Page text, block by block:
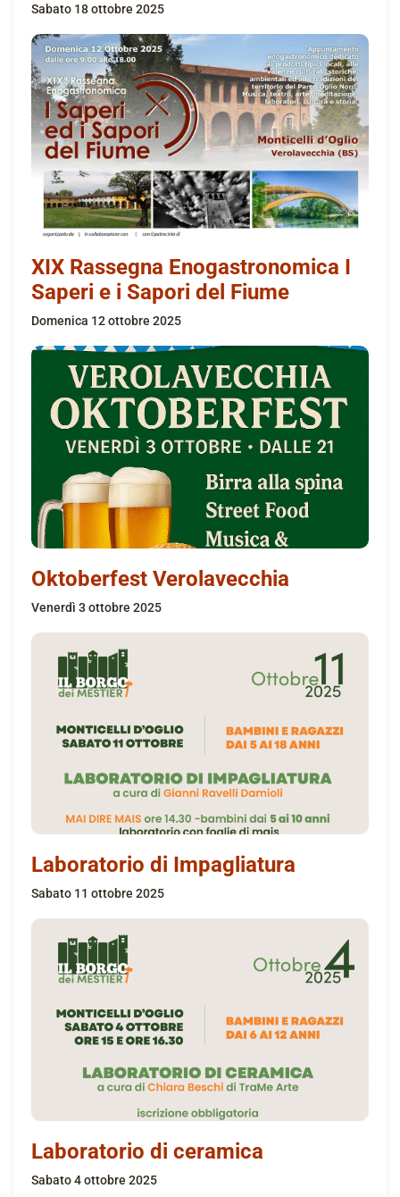
sabato 18 ottobre 2025
XIX Rassegna Enogastronomica I
Saperi e i Sapori del Fiume
domenica 12 ottobre 2025
Oktoberfest Verolavecchia
venerdì 3 ottobre 2025
Laboratorio di Impagliatura
sabato 11 ottobre 2025
Laboratorio di ceramica
sabato 4 ottobre 2025